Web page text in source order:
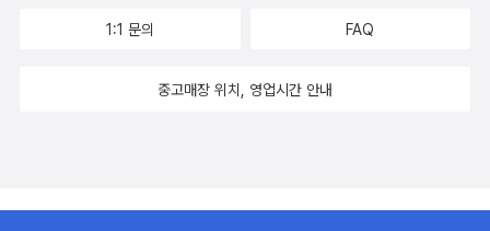
1:1 문의 FAQ
중고매장 위치, 영업시간 안내